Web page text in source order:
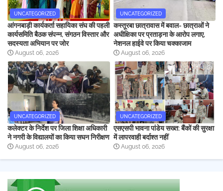
UNCATEGORIZED
आंगनबाड़ी कार्यकर्ता सहायिका संघ की पहली
कार्यसमिति बैठक संपन्न, संगठन विस्तार और
सदस्यता अभियान पर जोर
August 06, 2026
UNCATEGORIZED
कस्तूरबा छात्रावास में बवाल- छात्राओं ने
अधीक्षिका पर प्रताड़ना के आरोप लगाए,
नेशनल हाईवे पर किया चक्काजाम
August 06, 2026
UNCATEGORIZED
कलेक्टर के निर्देश पर जिला शिक्षा अधिकारी
ने नगरी के विद्यालयों का किया सघन निरीक्षण
August 06, 2026
UNCATEGORIZED
एसएसपी भावना पांडेय सख्त: बैंकों की सुरक्षा
में लापरवाही बर्दाश्त नहीं
August 06, 2026